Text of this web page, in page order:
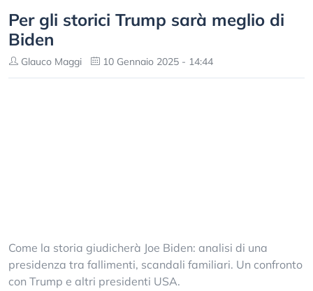
Per gli storici Trump sarà meglio di
Biden
Glauco Maggi 10 Gennaio 2025 - 14:44
Come la storia giudicherà Joe Biden: analisi di una
presidenza tra fallimenti, scandali familiari. Un confronto
con Trump e altri presidenti USA.